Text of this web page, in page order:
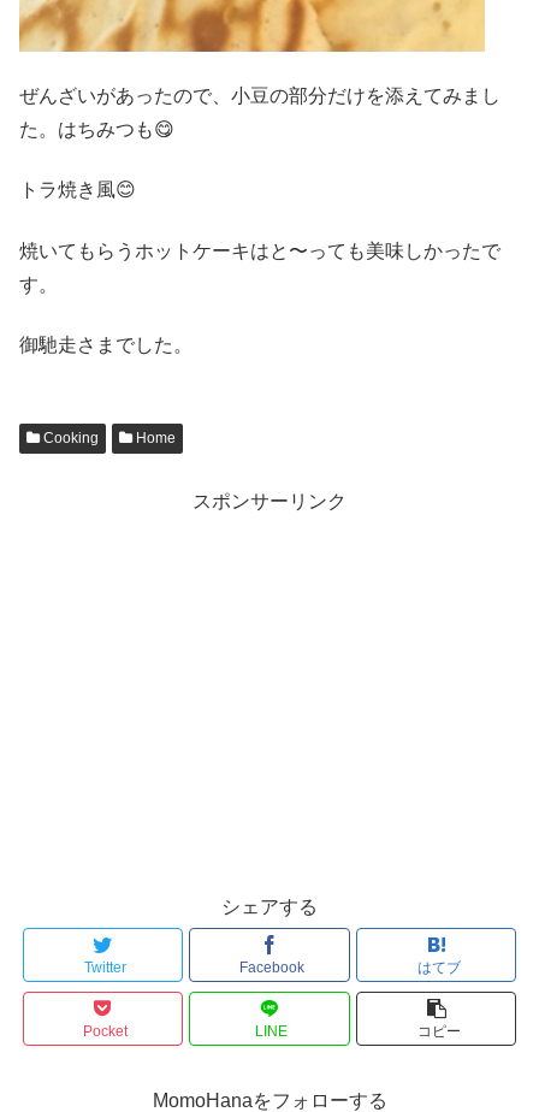
ぜんざいがあったので、小豆の部分だけを添えてみまし
た。はちみつも😋
トラ焼き風😊
焼いてもらうホットケーキはと〜っても美味しかったで
す。
御馳走さまでした。
Cooking Home
スポンサーリンク
シェアする
Twitter Facebook はてブ
Pocket LINE コピー
MomoHanaをフォローする